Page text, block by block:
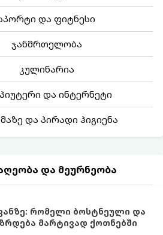
და ფიტნესი
ჯანმრთელობა
კულინარია
და ინტერნეტი
და პირადი ჰიგიენა
და მეურნეობა
რომელი ბოსტნეული და
მარტივად ქოთნებში